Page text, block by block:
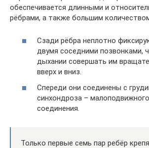
обеспечивается длинными и
рёбрами, а также большим
Сзади рёбра неплотно
двумя соседними позвонками,
дыхании совершать им
вверх и вниз.
Спереди они соединены с
синхондроза –
соединения.
Только первые семь пар ребёр